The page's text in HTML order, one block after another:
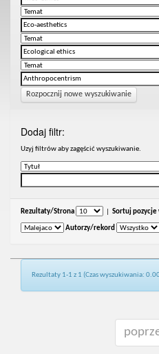
Rozpocznij nowe wyszukiwanie
Dodaj filtr:
Uzyj filtrów aby zagęścić wyszukiwanie.
Rezultaty/Strona Sortuj pozycje
Autorzy/rekord
Rezultaty 1-1 z 1 (Czas wyszukiwania: